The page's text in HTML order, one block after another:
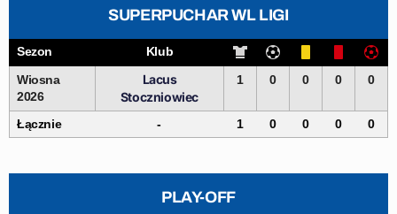
SUPERPUCHAR WL LIGI
Sezon
Klub
Wiosna
2026
Lacus
Stoczniowiec
1 0 0 0 0
Łącznie - 1 0 0 0 0
PLAY-OFF